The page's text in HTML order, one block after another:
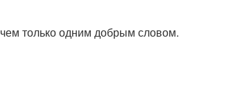
только одним добрым словом.